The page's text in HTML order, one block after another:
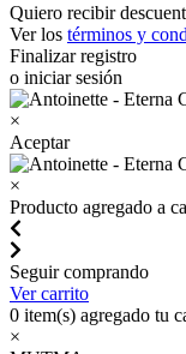
Quiero recibir
Ver los términos y
Finalizar registro
o iniciar sesión
×
Aceptar
×
Producto agregado a
Seguir comprando
Ver carrito
0 item(s) agregado tu
×